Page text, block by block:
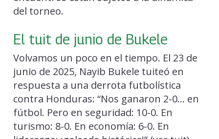
del torneo.
El tuit de junio de Bukele
Volvamos un poco en el tiempo. El 23 de
junio de 2025, Nayib Bukele tuiteó en
respuesta a una derrota futbolística
contra Honduras: “Nos ganaron 2-0… en
fútbol. Pero en seguridad: 10-0. En
turismo: 8-0. En economía: 6-0. En